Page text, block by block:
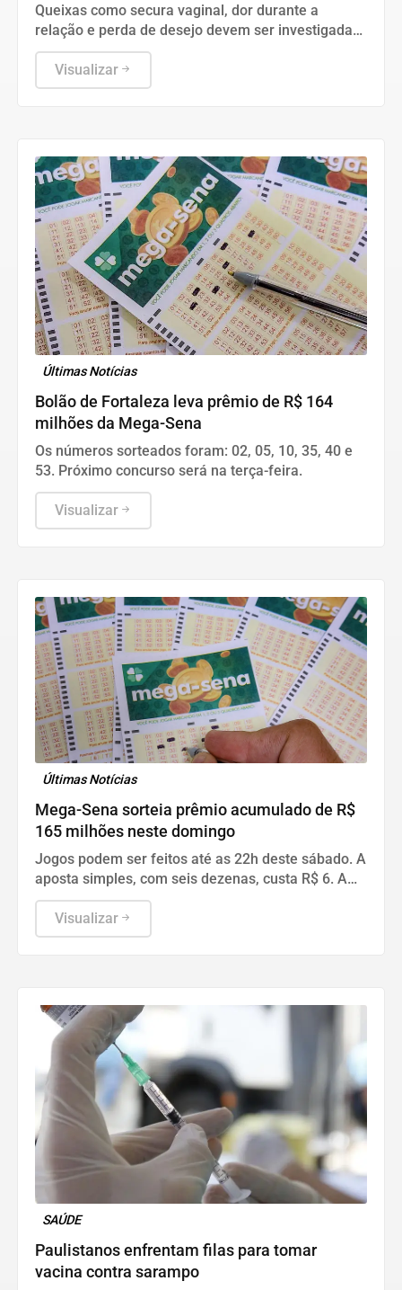
Queixas como secura vaginal, dor durante a
relação e perda de desejo devem ser investigadas
e tratadas.
Visualizar
Últimas Notícias
Bolão de Fortaleza leva prêmio de R$ 164
milhões da Mega-Sena
Os números sorteados foram: 02, 05, 10, 35, 40 e
53. Próximo concurso será na terça-feira.
Visualizar
Últimas Notícias
Mega-Sena sorteia prêmio acumulado de R$
165 milhões neste domingo
Jogos podem ser feitos até as 22h deste sábado. A
aposta simples, com seis dezenas, custa R$ 6. A
aposta simples, com seis dezenas, custa R$ 6.
Visualizar
SAÚDE
Paulistanos enfrentam filas para tomar
vacina contra sarampo